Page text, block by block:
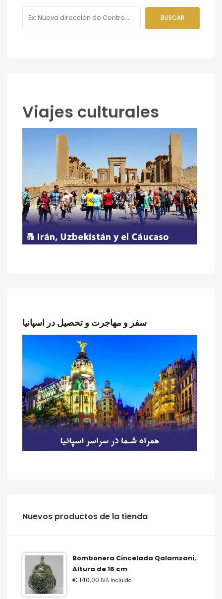
Viajes culturales
سفر و مهاجرت و تحصیل در اسپانیا
‫‪Nuevos‬‬ ‫‪productos‬‬ ‫‪de‬‬ ‫‪la‬‬ ‫‪tienda‬‬
Bombonera Cincelada Qalamzani,
Altura de 16 cm
€ 140,00 IVA incluido